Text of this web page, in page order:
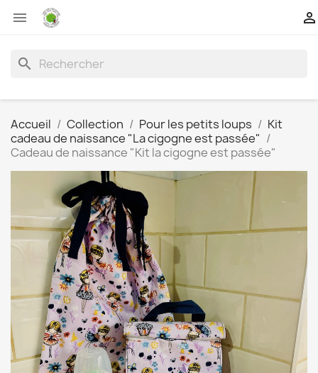
 
search
Accueil Collection Pour les petits loups
Kit
cadeau de naissance "La cigogne est passée"
Cadeau de naissance "Kit la cigogne est passée"